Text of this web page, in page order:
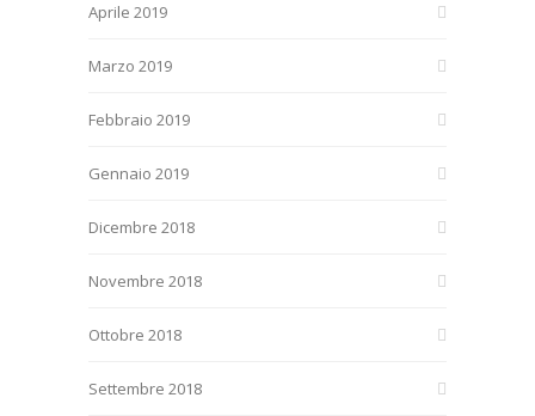
Aprile 2019
Marzo 2019
Febbraio 2019
Gennaio 2019
Dicembre 2018
Novembre 2018
Ottobre 2018
Settembre 2018